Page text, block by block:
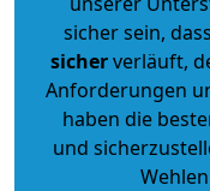
sicher sein,
sicherverläuft,
Anforderungen
haben die
und